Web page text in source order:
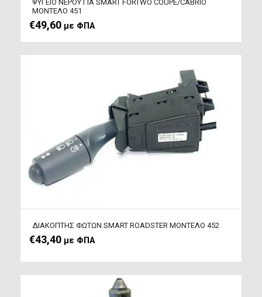
ΨΥΓΕΙΟ ΝΕΡΟΥ ΓΙΑ SMART FORTWO COUPE/CABRIO
ΜΟΝΤΕΛΟ 451
€49,60 με ΦΠΑ
ΔΙΑΚΟΠΤΗΣ ΦΩΤΩΝ SMART ROADSTER ΜΟΝΤΕΛΟ 452
€43,40 με ΦΠΑ